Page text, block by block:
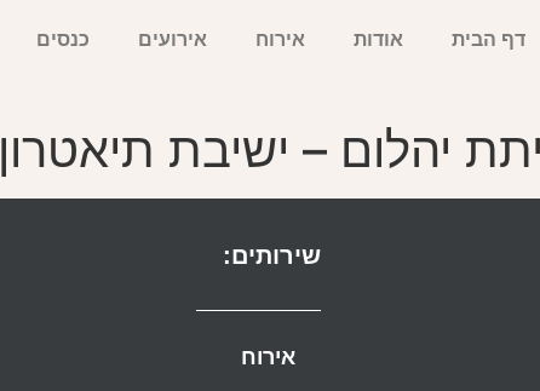
דף הבית אודות אירוח אירועים כנסים
יהלום – ישיבת תיאטרון
שירותים:
אירוח